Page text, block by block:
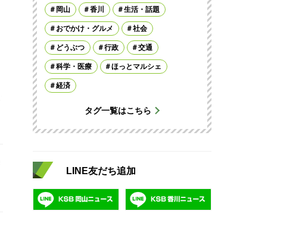
岡山 香川 生活・話題
おでかけ・グルメ 社会
どうぶつ 行政 交通
科学・医療 ほっとマルシェ
経済
タグ一覧はこちら
LINE友だち追加